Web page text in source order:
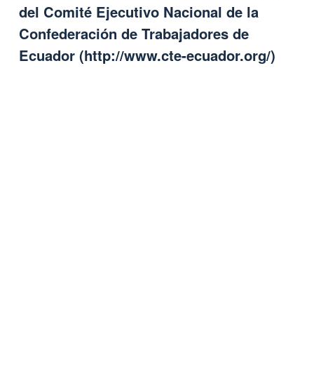
del Comité Ejecutivo Nacional de la
Confederación de Trabajadores de
Ecuador (http://www.cte-ecuador.org/)